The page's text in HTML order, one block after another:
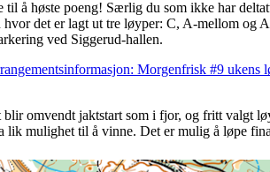
å høste poeng! Særlig du som ikke har
det er lagt ut tre løyper: C, A-mellom og
ved Siggerud-hallen.
Morgenfrisk #9 ukens
omvendt jaktstart som i fjor, og fritt valgt
lik mulighet til å vinne. Det er mulig å løpe